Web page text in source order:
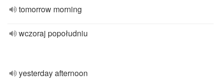
tomorrow morning
wczoraj popołudniu
yesterday afternoon